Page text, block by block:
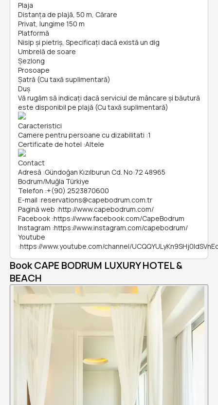
Plaja
Distanța de plajă, 50 m, Cărare
Privat, lungime 150 m
Platformă
Nisip și pietriş, Specificați dacă există un dig
Umbrelă de soare
Șezlong
Prosoape
Şatră (Cu taxă suplimentară)
Duș
Vă rugăm să indicați dacă serviciul de mâncare și băutură
este disponibil pe plajă (Cu taxă suplimentară)
Caracteristici
Camere pentru persoane cu dizabilitati :1
Certificate de hotel :Altele
Contact
Adresă :Gündoğan Kızılburun Cd. No:72 48965
Bodrum/Muğla Türkiye
Telefon :+(90) 2523870600
E-mail :reservations@capebodrum.com.tr
Pagină web :http://www.capebodrum.com/
Facebook :https://www.facebook.com/CapeBodrum
Instagram :https://www.instagram.com/capebodrum/
Youtube
:https://www.youtube.com/channel/
Book CAPE BODRUM LUXURY HOTEL &
BEACH